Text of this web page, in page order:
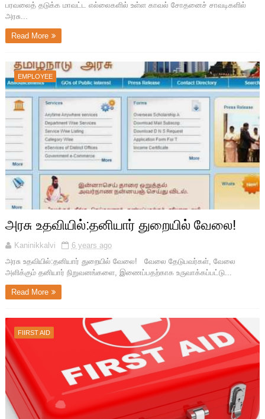
பரவலைத் தடுக்க மாவட்ட எல்லைகளில் உள்ள காவல் சோதனைச் சாவடிகளில்
அரசு...
Read More
EMPLOYEE
அரசு உதவியில்:தனியார் துறையில் வேலை!
Kaninikkalvi
6 years ago
அரசு உதவியில்:தனியார் துறையில் வேலை! வேலை தேடுபவர்கள், வேலை
அளிக்கும் தனியார் நிறுவனங்களை, இணைப்பதற்காக உருவாக்கப்பட்டு...
Read More
FIIRST AID